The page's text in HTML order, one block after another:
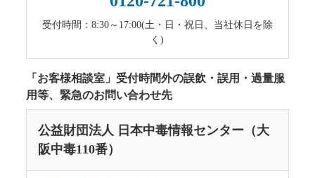
受付時間：8:30～17:00(土・日・祝日、当社休日を除
く)
「お客様相談室」受付時間外の誤飲・誤用・過量服
用等、緊急のお問い合わせ先
公益財団法人 日本中毒情報センター（大
阪中毒110番）